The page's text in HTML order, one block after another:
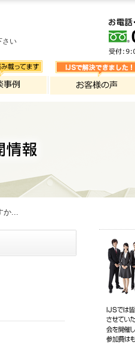
さい
か...